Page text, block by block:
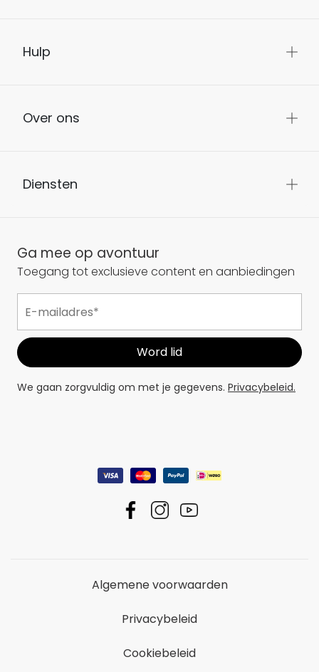
Hulp
Over ons
Diensten
Ga mee op avontuur
Toegang tot exclusieve content en aanbiedingen
We gaan zorgvuldig om met je gegevens. Privacybeleid.
Algemene voorwaarden
Privacybeleid
Cookiebeleid